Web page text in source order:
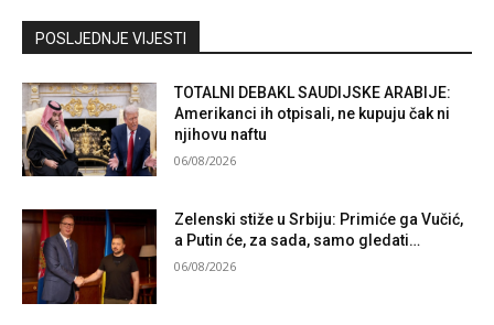
Kontaktirajte nas
POSLJEDNJE VIJESTI
TOTALNI DEBAKL SAUDIJSKE ARABIJE:
Amerikanci ih otpisali, ne kupuju čak ni
njihovu naftu
06/08/2026
Zelenski stiže u Srbiju: Primiće ga Vučić,
a Putin će, za sada, samo gledati…
06/08/2026